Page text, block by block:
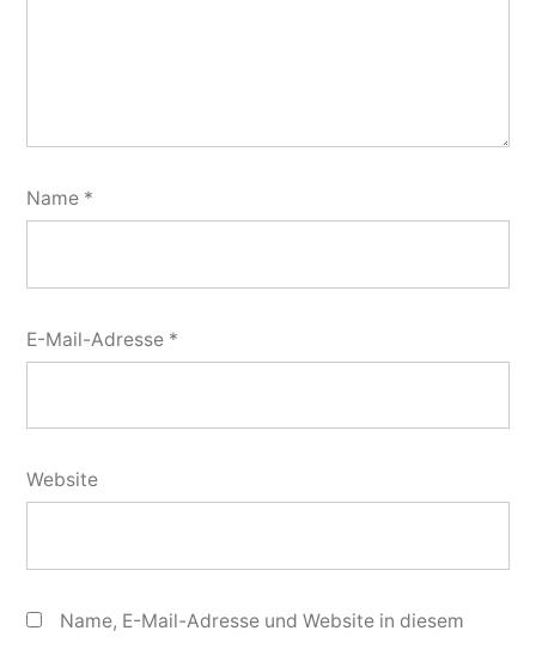
Name *
E-Mail-Adresse *
Website
Name, E-Mail-Adresse und Website in diesem